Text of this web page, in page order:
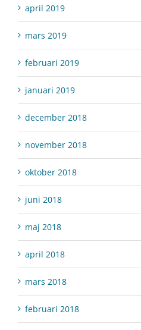
april 2019
mars 2019
februari 2019
januari 2019
december 2018
november 2018
oktober 2018
juni 2018
maj 2018
april 2018
mars 2018
februari 2018